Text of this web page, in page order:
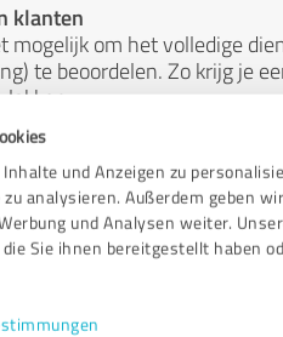
und Anzeigen zu
analysieren. Außerdem geben
und Analysen weiter.
Sie ihnen bereitgestellt haben
klanten
mogelijk om het volledige
te beoordelen. Zo krijg je
en neutraal.
zijn niet te koop. En
of op welke andere